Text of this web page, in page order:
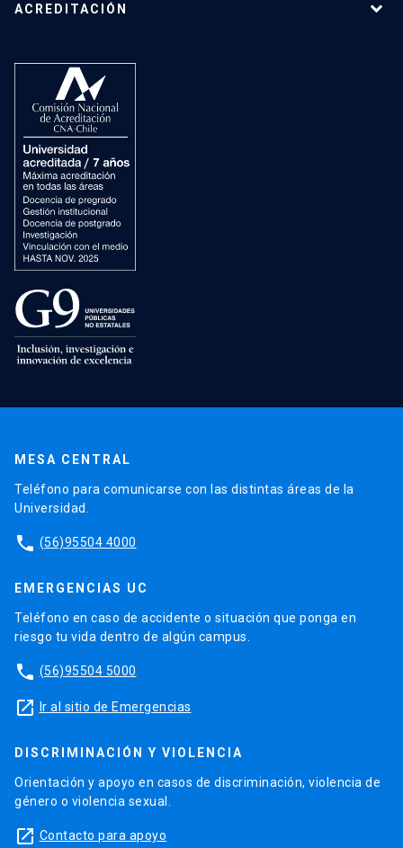
ACREDITACIÓN
MESA CENTRAL
Teléfono para comunicarse con las distintas áreas de la
Universidad.
phone (56)95504 4000
EMERGENCIAS UC
Teléfono en caso de accidente o situación que ponga en
riesgo tu vida dentro de algún campus.
phone (56)95504 5000
launch Ir al sitio de Emergencias
DISCRIMINACIÓN Y VIOLENCIA
Orientación y apoyo en casos de discriminación, violencia de
género o violencia sexual.
launch Contacto para apoyo